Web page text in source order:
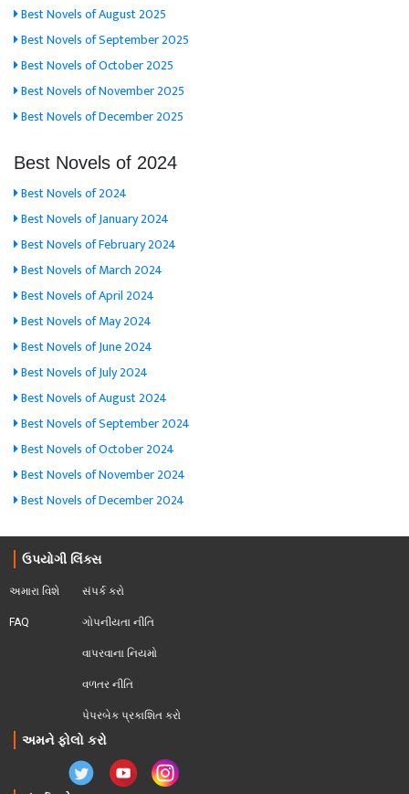
Best Novels of August 2025
Best Novels of September 2025
Best Novels of October 2025
Best Novels of November 2025
Best Novels of December 2025
Best Novels of 2024
Best Novels of 2024
Best Novels of January 2024
Best Novels of February 2024
Best Novels of March 2024
Best Novels of April 2024
Best Novels of May 2024
Best Novels of June 2024
Best Novels of July 2024
Best Novels of August 2024
Best Novels of September 2024
Best Novels of October 2024
Best Novels of November 2024
Best Novels of December 2024
ઉપયોગી લિંક્સ
અમારા વિશે
FAQ
સંપર્ક કરો
ગોપનીયતા નીતિ
વાપરવાના નિયમો
વળતર નીતિ
પેપરબેક પ્રકાશિત કરો
અમને ફોલો કરો